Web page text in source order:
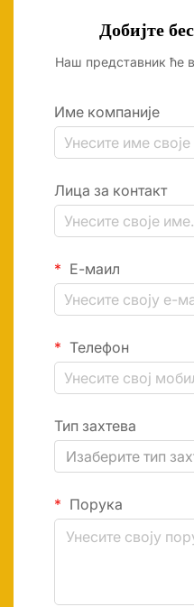
Добијте
Наш представник ће
Име компаније
Лица за контакт
Е-маил
Телефон
Тип захтева
Изаберите тип
Порука